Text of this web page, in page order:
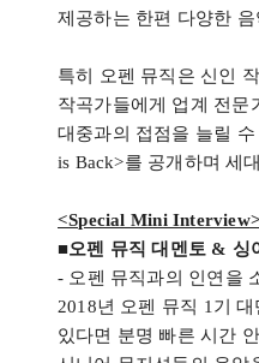
제공하는 한편 다양한
특히 오펜 뮤직은 신인
작곡가들에게 업계 전문
대중과의 접점을 늘릴
is Back>를 공개하며 세
<Special Mini Interview>
■오펜 뮤직 대멘토 & 싱
- 오펜 뮤직과의 인연을
2018년 오펜 뮤직 1 기
있다면 분명 빠른 시간 안